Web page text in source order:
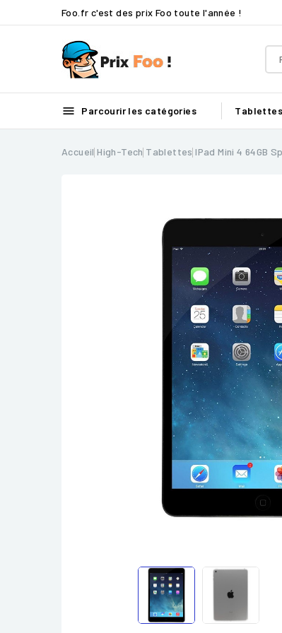
Foo.fr c'est des prix Foo toute l'année !
 Parcourir les catégories Tablettes
Accueil High-Tech Tablettes IPad Mini 4 64GB